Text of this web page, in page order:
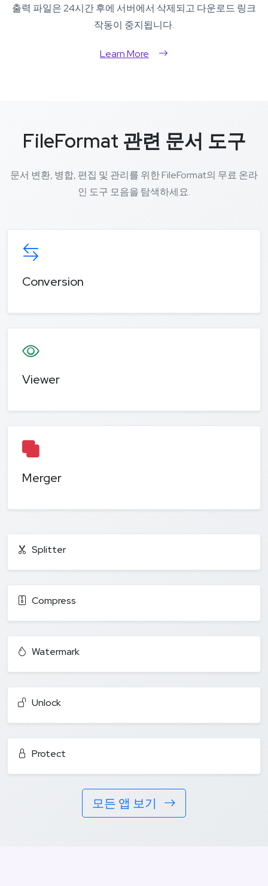
출력 파일은 24시간 후에 서버에서 삭제되고 다운로드 링크
작동이 중지됩니다.
Learn More
FileFormat 관련 문서 도구
문서 변환, 병합, 편집 및 관리를 위한 FileFormat의 무료 온라
인 도구 모음을 탐색하세요.
Conversion
Viewer
Merger
Splitter
Compress
Watermark
Unlock
Protect
모든 앱 보기